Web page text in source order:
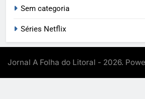
Sem categoria
Séries Netflix
Jornal A Folha do Litoral - 2026.